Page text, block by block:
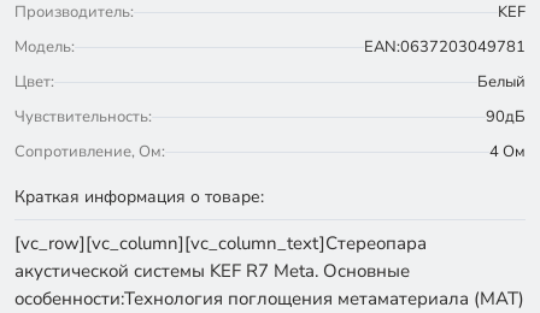
Производитель:
KEF
Модель:
EAN:0637203049781
Цвет:
Белый
Чувствительность:
90дБ
Сопротивление, Ом:
4 Ом
Краткая информация о товаре:
[vc_row][vc_column][vc_column_text]Стереопара
акустической системы KEF R7 Meta. Основные
особенности:Технология поглощения метаматериала (MAT)